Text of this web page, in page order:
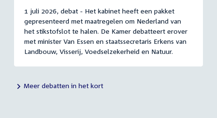
1 juli 2026, debat - Het kabinet heeft een pakket
gepresenteerd met maatregelen om Nederland van
het stikstofslot te halen. De Kamer debatteert erover
met minister Van Essen en staatssecretaris Erkens van
Landbouw, Visserij, Voedselzekerheid en Natuur.
Meer debatten in het kort